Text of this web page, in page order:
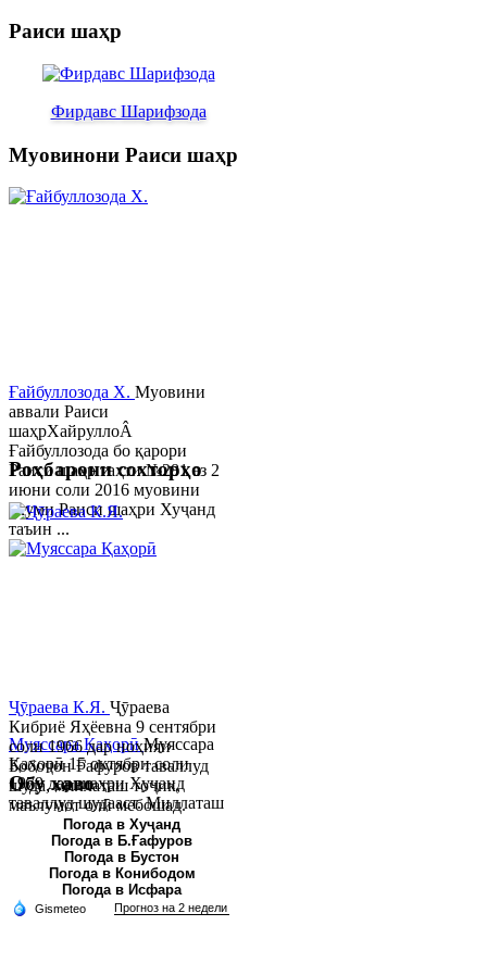
Раиси шаҳр
Фирдавс Шарифзода
Муовинони Раиси шаҳр
Ғайбуллозода Х. Муовини
аввали Раиси
шаҳрХайруллоÂ
Ғайбуллозода бо қарори
Раиси шаҳр таҳти №281 аз 2
июни соли 2016 муовини
якуми Раиси шаҳри Хуҷанд
таъин ...
Муяссара ҚаҳорӣМуяссара
Қаҳорӣ 15 октябри соли
1979 дар шаҳри Хуҷанд
таваллуд шудааст. Миллаташ
тоҷик. Маълумот олӣ. Соли
2002 Донишгоҳи давлатии
Хуҷанд ба...
Роҳбарони сохторҳо
Ҷӯраева К.Я. Ҷӯраева
Кибриё Яҳёевна 9 сентябри
соли 1966 дар ноҳияи
Бобоҷон Ғафуров таваллуд
шуда, миллаташ тоҷик,
маълумот олӣ мебошад.
Соли 1997 Донишг...
Обу хаво
Погода в Хуҷанд
Погода в Б.Ғафуров
Погода в Бустон
Погода в Конибодом
Погода в Исфара